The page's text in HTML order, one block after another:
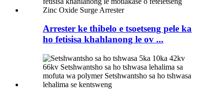
Arrester ke thibelo e tsoetseng pele ka
ho fetisisa khahlanong le ov ...